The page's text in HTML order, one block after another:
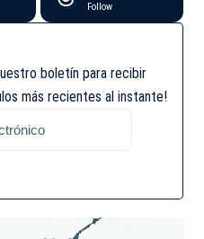
Follow
boletín para recibir
más recientes al instante!